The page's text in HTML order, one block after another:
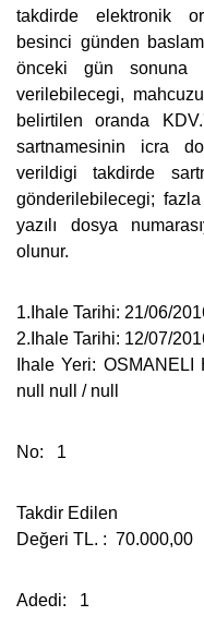
takdirde elektronik
besinci günden
önceki gün sonuna
verilebilecegi,
belirtilen oranda
sartnamesinin icra
verildigi takdirde
gönderilebilecegi;
yazılı dosya
olunur.
1.Ihale Tarihi: 21/06/
2.Ihale Tarihi: 12/07/
Ihale Yeri:
null null / null
No: 1
Takdir Edilen
Değeri TL. : 70.000,00
Adedi: 1